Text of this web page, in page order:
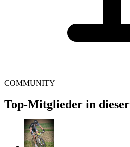
COMMUNITY
Top-Mitglieder in